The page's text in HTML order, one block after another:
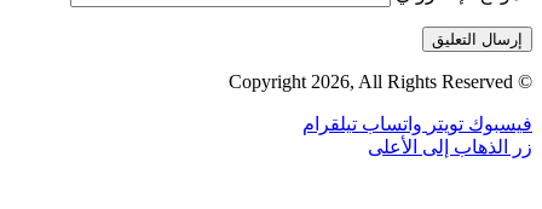
© Copyright 2026, All Rights Reserved
فيسبوك تويتر واتساب تيلقرام
زر الذهاب إلى الأعلى